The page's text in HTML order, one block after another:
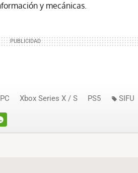
y mecánicas.
PC Xbox Series X / S PS5 SIFU